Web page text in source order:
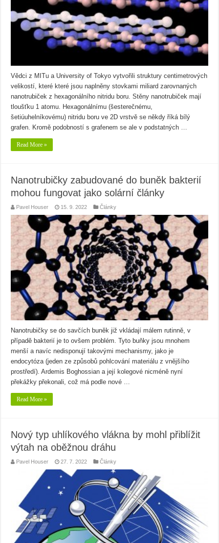
Vědci z MITu a University of Tokyo vytvořili struktury centimetrových
velikostí, které které jsou naplněny stovkami miliard zarovnaných
nanotrubiček z hexagonálního nitridu boru. Stěny nanotrubiček mají
tloušťku 1 atomu. Hexagonálnímu (šesterečnému,
šetiúuhelníkovému) nitridu boru ve 2D vrstvě se někdy říká bílý
grafen. Kromě podobností s grafenem se ale v podstatných …
Read More »
Nanotrubičky zabudované do buněk bakterií
mohou fungovat jako solární články
Pavel Houser 15. 9. 2022 Články
Nanotrubičky se do savčích buněk již vkládají málem rutinně, v
případě bakterií je to ovšem problém. Tyto buňky jsou mnohem
menší a navíc nedisponují takovými mechanismy, jako je
endocytóza (jeden ze způsobů pohlcování materiálu z vnějšího
prostředí). Ardemis Boghossian a její kolegové nicméně nyní
překážky překonali, což má podle nové …
Read More »
Nový typ uhlíkového vlákna by mohl přiblížit
výtah na oběžnou dráhu
Pavel Houser 27. 7. 2022 Články